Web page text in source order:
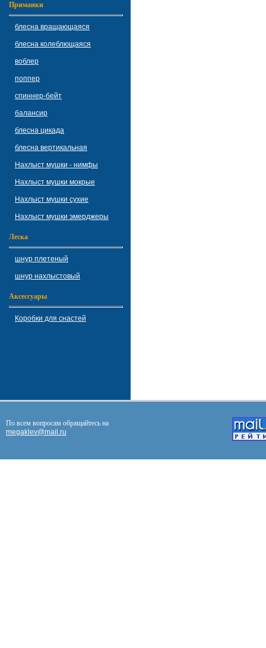
Приманки
блесна вращающаяся
блесна колеблющаяся
воблер
поппер
спиннер-бейт
балансир
блесна цикада
блесна вертикальная
Нахлыст мушки - нимфы
Нахлыст мушки мокрые
Нахлыст мушки сухие
Нахлыст мушки эмерджеры
Леска
шнур плетеный
шнур нахлыстовый
Аксессуары
Коробки для снастей
По всем вопросам обращайтесь на
megaklev@mail.ru